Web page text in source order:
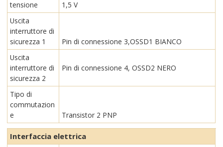
tensione
1,5 V
Uscita
interruttore di
sicurezza 1
Pin di connessione 3,OSSD1 BIANCO
Uscita
interruttore di
sicurezza 2
Pin di connessione 4, OSSD2 NERO
Tipo di
commutazion
e
Transistor 2 PNP
Interfaccia elettrica